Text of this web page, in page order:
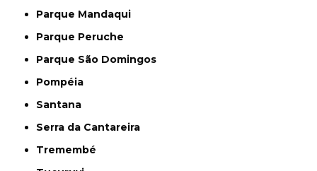
Parque Mandaqui
Parque Peruche
Parque São Domingos
Pompéia
Santana
Serra da Cantareira
Tremembé